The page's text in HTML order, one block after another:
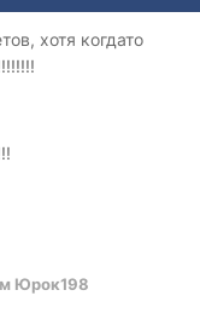
хотя когдато
Юрок198